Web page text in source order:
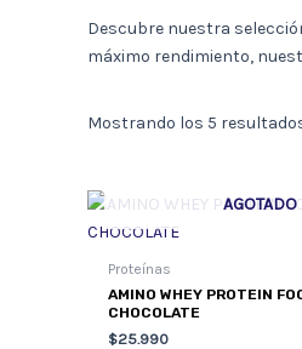
Descubre nuestra
máximo rendimiento,
Mostrando los 5
AGOTADO
Proteínas
AMINO WHEY PROTEIN
CHOCOLATE
$25.990